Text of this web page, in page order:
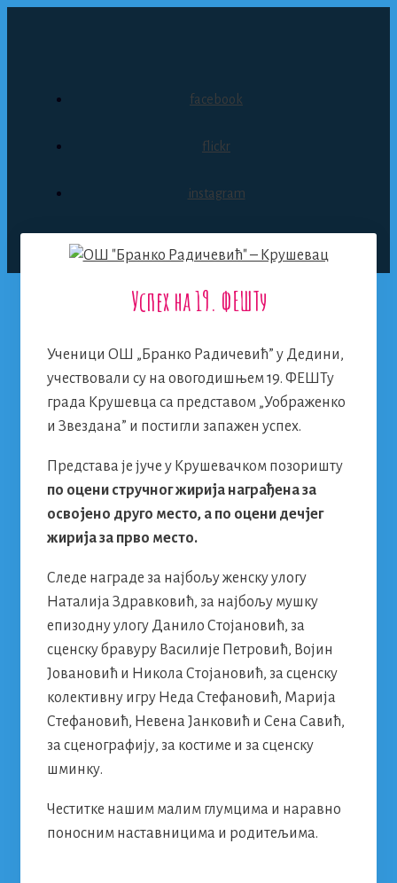
facebook
flickr
instagram
Успех на 19. ФЕШТу
Ученици ОШ „Бранко Радичевић” у Дедини,
учествовали су на овогодишњем 19. ФЕШТу
града Крушевца са представом „Уображенко
и Звездана” и постигли запажен успех.
Представа је јуче у Крушевачком позоришту
по оцени стручног жирија награђена за
освојено друго место, а по оцени дечјег
жирија за прво место.
Следе награде за најбољу женску улогу
Наталија Здравковић, за најбољу мушку
епизодну улогу Данило Стојановић, за
сценску бравуру Василије Петровић, Војин
Јовановић и Никола Стојановић, за сценску
колективну игру Неда Стефановић, Марија
Стефановић, Невена Јанковић и Сена Савић,
за сценографију, за костиме и за сценску
шминку.
Честитке нашим малим глумцима и наравно
поносним наставницима и родитељима.